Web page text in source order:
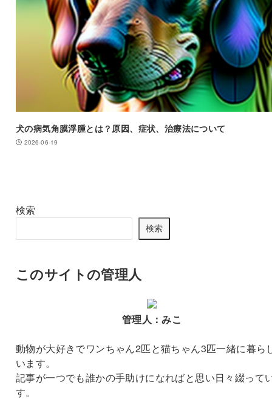
犬の病気角膜浮腫とは？原因、症状、治療法について
2026-06-19
検索
検索
このサイトの管理人
管理人：みこ
動物が大好きでワンちゃん2匹と猫ちゃん3匹一緒に暮ら
います。
記事が一つでも誰かの手助けになればと思い日々綴って
す。